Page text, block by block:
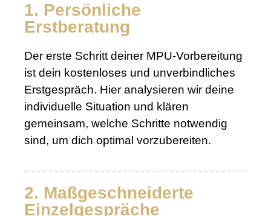
1. Persönliche
Erstberatung
Der erste Schritt deiner MPU-Vorbereitung
ist dein kostenloses und unverbindliches
Erstgespräch. Hier analysieren wir deine
individuelle Situation und klären
gemeinsam, welche Schritte notwendig
sind, um dich optimal vorzubereiten.
2. Maßgeschneiderte
Einzelgespräche